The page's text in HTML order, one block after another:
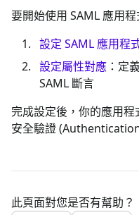
要開始使用 SAML 應用
設定 SAML 應用程
設定屬性對應 ：定
SAML 斷言
完成設定後，你的應用
安全驗證
此頁面對您是否有幫助？